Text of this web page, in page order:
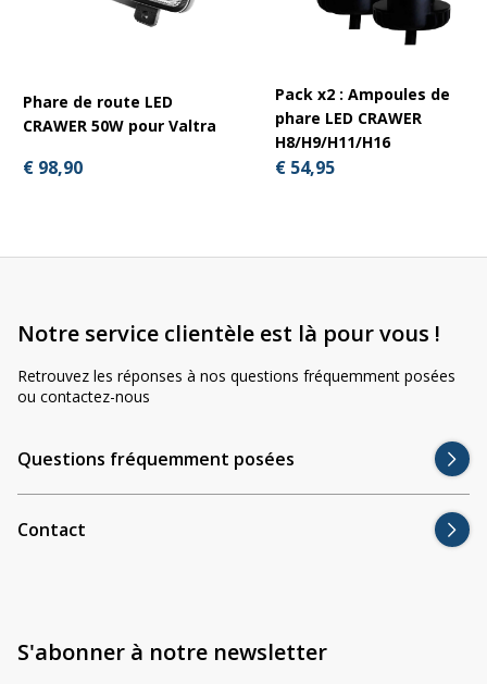
Phare de route LED
CRAWER 50W pour Valtra
€ 98,90
Pack x2 : Ampoules de
phare LED CRAWER
H8/H9/H11/H16
€ 54,95
Notre service clientèle est là pour vous !
Retrouvez les réponses à nos questions fréquemment posées
ou contactez-nous
Questions fréquemment posées
Contact
S'abonner à notre newsletter